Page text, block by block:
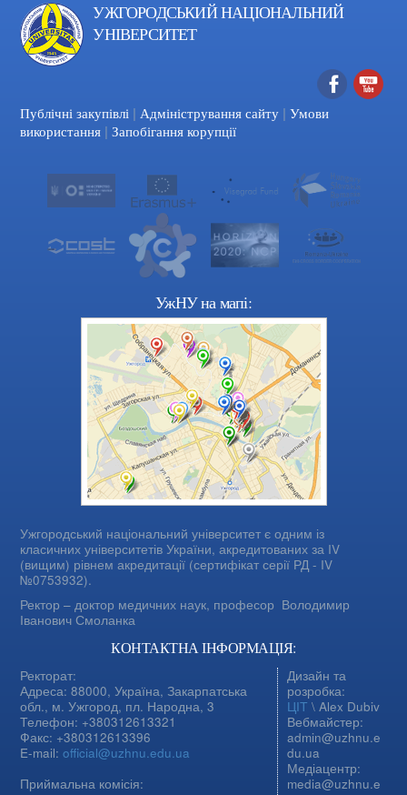
УЖГОРОДСЬКИЙ НАЦІОНАЛЬНИЙ
УНІВЕРСИТЕТ
Facebook
Публічні закупівлі | Адміністрування сайту | Умови
використання | Запобігання корупції
УжНУ на мапі:
Ужгородський національний університет є одним із
класичних університетів України, акредитованих за IV
(вищим) рівнем акредитації (сертифікат серії РД - IV
№0753932).
Ректор – доктор медичних наук, професор Володимир
Іванович Смоланка
КОНТАКТНА ІНФОРМАЦІЯ:
Ректорат:
Адреса: 88000, Україна, Закарпатська
обл., м. Ужгород, пл. Народна, 3
Телефон: +380312613321
Факс: +380312613396
E-mail:official@uzhnu.edu.ua
Приймальна комісія:
Дизайн та
розробка:
ЦІТ \ Alex Dubiv
Вебмайстер:
admin@uzhnu.e
du.ua
Медіацентр:
media@uzhnu.e